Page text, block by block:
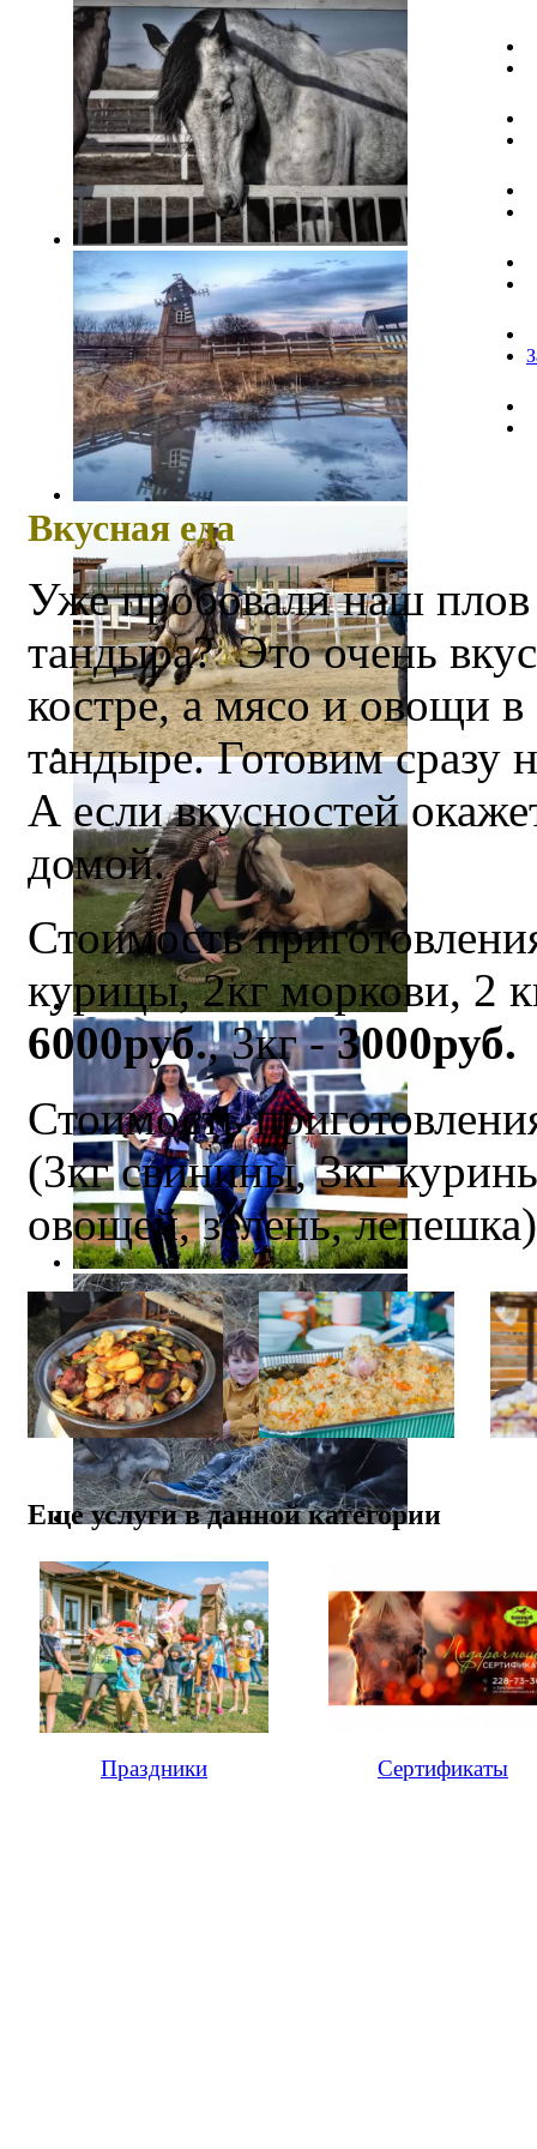
Вкусная еда
Уже пробовали наш
тандыра? Это очень
костре, а мясо и овощи
тандыре. Готовим сразу
А если вкусностей
домой.
Стоимость
курицы, 2кг моркови, 2
6000руб., 3кг -3000руб.
Стоимость
(3кг свинины, 3кг
овощей, зелень,
Еще услуги в данной категории
Праздники Сертификаты